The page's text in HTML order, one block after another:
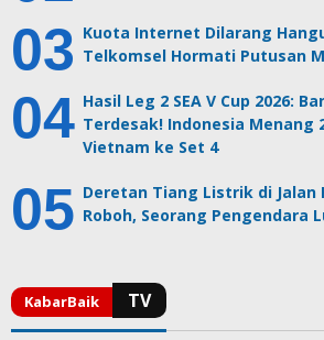
Kuota Internet Dilarang
Telkomsel Hormati Putusan
Hasil Leg 2 SEA V Cup 2026:
Terdesak! Indonesia Menang
Vietnam ke Set 4
Deretan Tiang Listrik di Jalan
Roboh, Seorang Pengendara